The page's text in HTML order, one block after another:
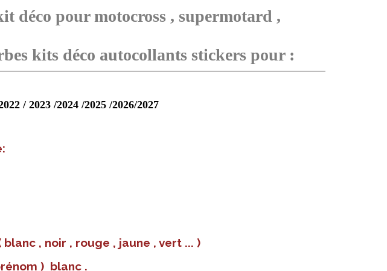
déco pour motocross , supermotard ,
kits déco autocollants stickers pour :
/ 2023 /2024 /2025 /2026/2027
, noir , rouge , jaune , vert ... )
) blanc .